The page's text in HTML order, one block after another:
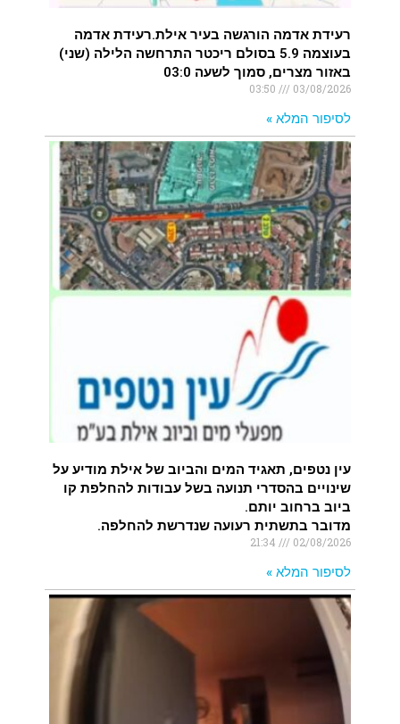
רעידת אדמה הורגשה בעיר אילת.רעידת אדמה
בעוצמה 5.9 בסולם ריכטר התרחשה הלילה (שני)
באזור מצרים, סמוך לשעה 03:0
03/08/2026
לסיפור המלא »
עין נטפים, תאגיד המים והביוב של אילת מודיע על
שינויים בהסדרי תנועה בשל עבודות להחלפת קו
ביוב ברחוב יותם.
מדובר בתשתית רעועה שנדרשת להחלפה.
02/08/2026
לסיפור המלא »